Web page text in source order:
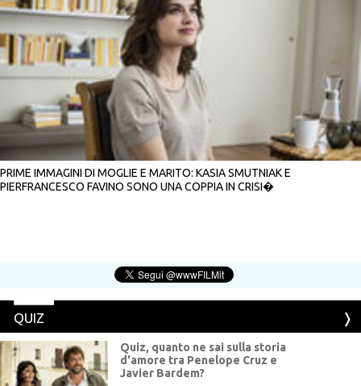
PRIME IMMAGINI DI MOGLIE E MARITO: KASIA SMUTNIAK E
PIERFRANCESCO FAVINO SONO UNA COPPIA IN CRISI�
QUIZ
Quiz, quanto ne sai sulla storia
d'amore tra Penelope Cruz e
Javier Bardem?